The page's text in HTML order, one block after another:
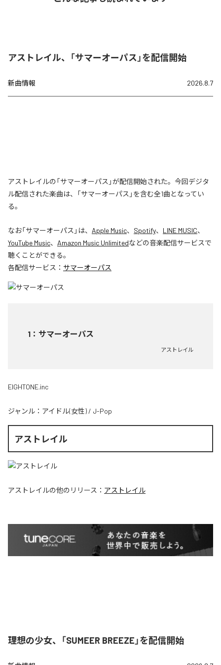
アストレイル、「サマーオーパス」を配信開始
新曲情報 2026.8.7
アストレイルの「サマーオーパス」が配信開始された。今回デジタ
ル配信された楽曲は、「サマーオーパス」を含む全1曲となってい
る。
なお「サマーオーパス 」は、 Apple Music、 Spotify、 LINE MUSIC、
YouTube Music、 Amazon Music Unlimitedなどの音楽配信サービスで
聴くことができる。
各配信サービス： サマーオーパス
1 ： サマーオーパス
アストレイル
EIGHTONE.inc
ジャンル： アイドル(女性) / J-Pop
アストレイル
アストレイルの他のリリース： アストレイル
理想の少女、「SUMEER BREEZE」を配信開始